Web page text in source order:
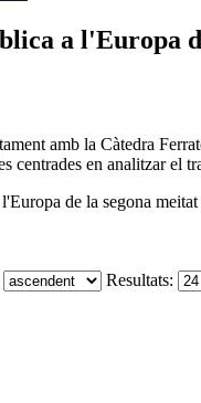
a l'Europa
amb la Càtedra
centrades en analitzar el
Resultats: